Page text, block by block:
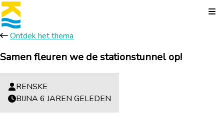
Ontdek het thema
Samen fleuren we de stationstunnel op!
RENSKE
BIJNA 6 JAREN GELEDEN